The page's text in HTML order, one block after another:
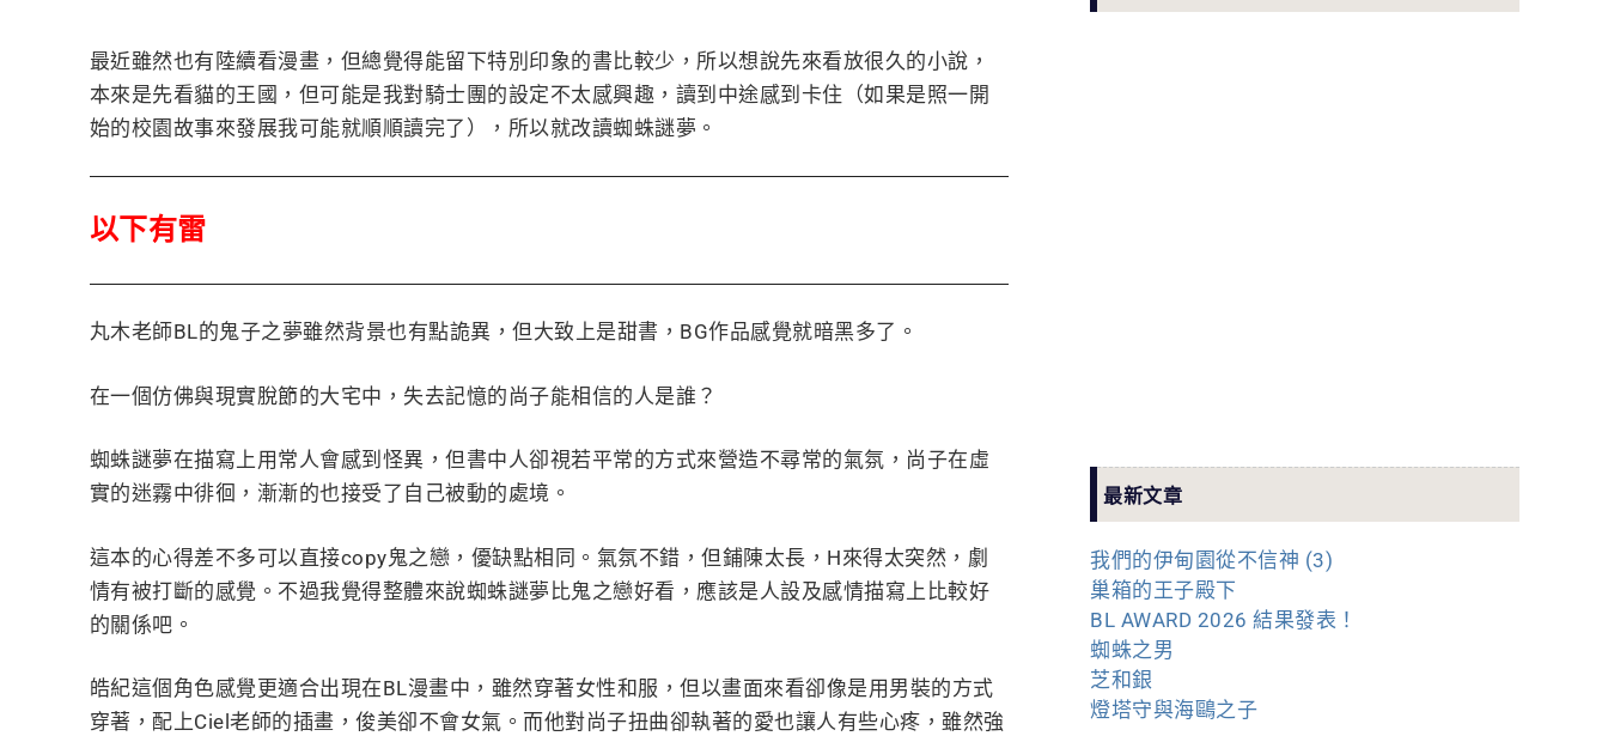
最近雖然也有陸續看漫畫，但總覺得能留下特別印象的書比較少，所以想說先來看放很久的小說，
本來是先看貓的王國，但可能是我對騎士團的設定不太感興趣，讀到中途感到卡住（如果是照一開
始的校園故事來發展我可能就順順讀完了），所以就改讀蜘蛛謎夢。
以下有雷
丸木老師BL的鬼子之夢雖然背景也有點詭異，但大致上是甜書，BG作品感覺就暗黑多了。
在一個仿佛與現實脫節的大宅中，失去記憶的尚子能相信的人是誰？
蜘蛛謎夢在描寫上用常人會感到怪異，但書中人卻視若平常的方式來營造不尋常的氣氛，尚子在虛
實的迷霧中徘徊，漸漸的也接受了自己被動的處境。
這本的心得差不多可以直接copy鬼之戀，優缺點相同。氣氛不錯，但鋪陳太長，H來得太突然，劇
情有被打斷的感覺。不過我覺得整體來說蜘蛛謎夢比鬼之戀好看，應該是人設及感情描寫上比較好
的關係吧。
皓紀這個角色感覺更適合出現在BL漫畫中，雖然穿著女性和服，但以畫面來看卻像是用男裝的方式
穿著，配上Ciel老師的插畫，俊美卻不會女氣。而他對尚子扭曲卻執著的愛也讓人有些心疼，雖然強
最新文章
我們的伊甸園從不信神 (3)
巢箱的王子殿下
BL AWARD 2026 結果發表！
蜘蛛之男
芝和銀
燈塔守與海鷗之子